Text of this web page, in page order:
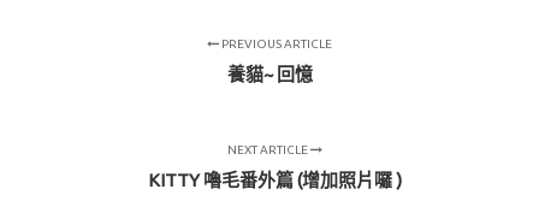
PREVIOUS ARTICLE
養貓~ 回憶
NEXT ARTICLE
KITTY 嚕毛番外篇 (增加照片囉 )